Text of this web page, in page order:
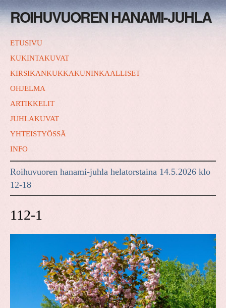
ROIHUVUOREN HANAMI-JUHLA
ETUSIVU
KUKINTAKUVAT
KIRSIKANKUKKAKUNINKAALLISET
OHJELMA
ARTIKKELIT
JUHLAKUVAT
YHTEISTYÖSSÄ
INFO
Roihuvuoren hanami-juhla helatorstaina 14.5.2026 klo
12-18
112-1